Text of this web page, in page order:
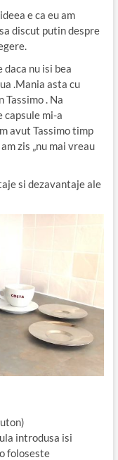
e ca eu am
discut putin despre
daca nu isi bea
.Mania asta cu
Tassimo . Na
mi-a
avut Tassimo timp
zis „nu mai vreau
si dezavantaje ale
introdusa isi
foloseste